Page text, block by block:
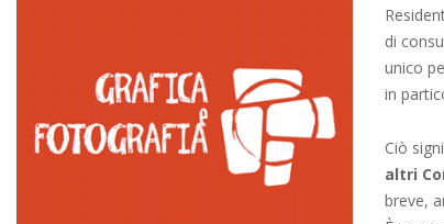
di
unico
in
Ciò
altri
breve,